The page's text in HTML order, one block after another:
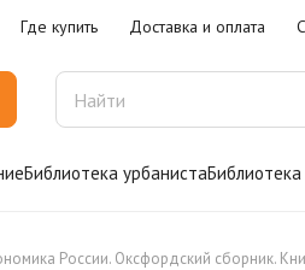
Где купить Доставка и оплата
Библиотека урбаниста
России. Оксфордский сборник.